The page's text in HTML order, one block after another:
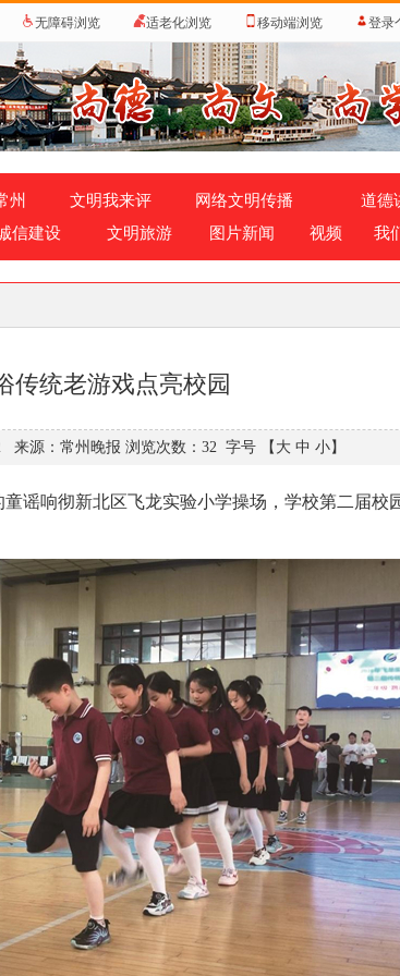
无障碍浏览 适老化浏览 移动端浏览 登录
州 文明我来评 网络文明传播
道德
信建设 文明旅游 图片新闻 视频 我
传统老游戏点亮校园
来源：常州晚报 浏览次数： 32 字号 【大 中 小】
响彻新北区飞龙实验小学操场，学校第二届校